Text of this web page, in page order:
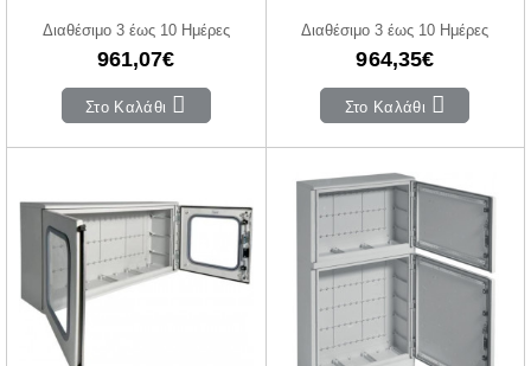
Διαθέσιμο 3 έως 10 Ημέρες
961,07€
Στο Καλάθι
Διαθέσιμο 3 έως 10 Ημέρες
964,35€
Στο Καλάθι